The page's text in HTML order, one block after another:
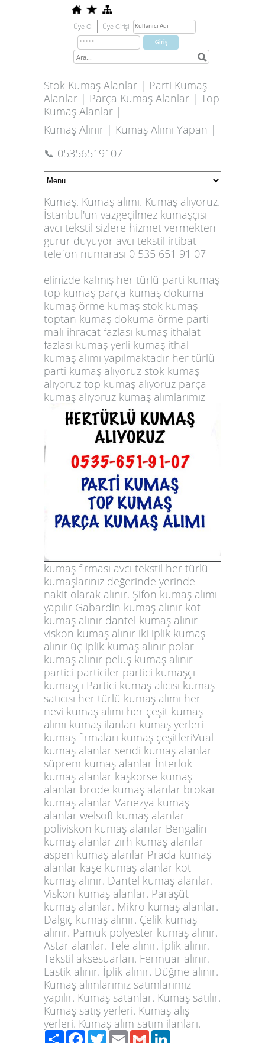
Üye Ol Üye Girişi
Stok Kumaş Alanlar | Parti Kumaş
Alanlar | Parça Kumaş Alanlar | Top
Kumaş Alanlar |
Kumaş Alınır | Kumaş Alımı Yapan |
📞 05356519107
Kumaş. Kumaş alımı. Kumaş alıyoruz.
İstanbul'un vazgeçilmez kumaşçısı
avcı tekstil sizlere hizmet vermekten
gurur duyuyor avcı tekstil irtibat
telefon numarası 0 535 651 91 07
elinizde kalmış her türlü parti kumaş
top kumaş parça kumaş dokuma
kumaş örme kumaş stok kumaş
toptan kumaş dokuma örme parti
malı ihracat fazlası kumaş ithalat
fazlası kumaş yerli kumaş ithal
kumaş alımı yapılmaktadır her türlü
parti kumaş alıyoruz stok kumaş
alıyoruz top kumaş alıyoruz parça
kumaş alıyoruz kumaş alımlarımız
kumaş firması avcı tekstil her türlü
kumaşlarınız değerinde yerinde
nakit olarak alınır. Şifon kumaş alımı
yapılır Gabardin kumaş alınır kot
kumaş alınır dantel kumaş alınır
viskon kumaş alınır iki iplik kumaş
alınır üç iplik kumaş alınır polar
kumaş alınır peluş kumaş alınır
partici particiler partici kumaşçı
kumaşçı Partici kumaş alıcısı kumaş
satıcısı her türlü kumaş alımı her
nevi kumaş alımı her çeşit kumaş
alımı kumaş ilanları kumaş yerleri
kumaş firmaları kumaş çeşitleriVual
kumaş alanlar sendi kumaş alanlar
süprem kumaş alanlar İnterlok
kumaş alanlar kaşkorse kumaş
alanlar brode kumaş alanlar brokar
kumaş alanlar Vanezya kumaş
alanlar welsoft kumaş alanlar
poliviskon kumaş alanlar Bengalin
kumaş alanlar zırh kumaş alanlar
aspen kumaş alanlar Prada kumaş
alanlar kaşe kumaş alanlar kot
kumaş alınır. Dantel kumaş alanlar.
Viskon kumaş alanlar. Paraşüt
kumaş alanlar. Mikro kumaş alanlar.
Dalgıç kumaş alınır. Çelik kumaş
alınır. Pamuk polyester kumaş alınır.
Astar alanlar. Tele alınır. İplik alınır.
Tekstil aksesuarları. Fermuar alınır.
Lastik alınır. İplik alınır. Düğme alınır.
Kumaş alımlarımız satımlarımız
yapılır. Kumaş satanlar. Kumaş satılır.
Kumaş satış yerleri. Kumaş alış
yerleri. Kumaş alım satım ilanları.
PaylaşFacebook
TwitterEmailGmail